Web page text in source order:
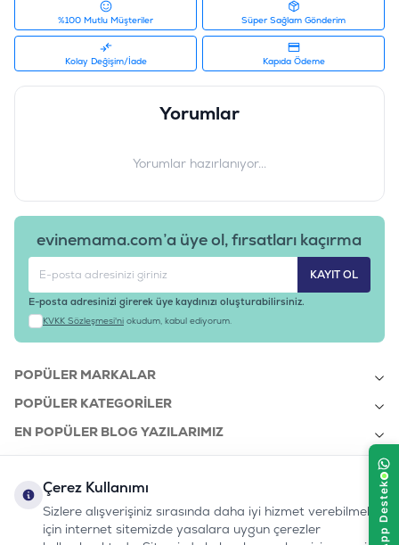
%100 Mutlu Müşteriler Süper Sağlam Gönderim
Kolay Değişim/İade Kapıda Ödeme
Yorumlar
Yorumlar hazırlanıyor...
evinemama.com’a üye ol, fırsatları kaçırma
KAYIT OL
E-posta adresinizi girerek üye kaydınızı oluşturabilirsiniz.
KVKK Sözleşmesi'ni okudum, kabul ediyorum.
POPÜLER MARKALAR
POPÜLER KATEGORILER
EN POPÜLER BLOG YAZILARIMIZ
KURUMSAL
Çerez Kullanımı
Sizlere alışverişiniz sırasında daha iyi hizmet verebilmek
için internet sitemizde yasalara uygun çerezler